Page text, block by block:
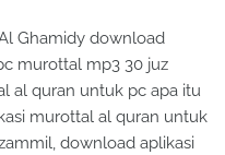
Ghamidy download
murottal mp3 30 juz
al quran untuk pc apa itu
murottal al quran untuk
download aplikasi